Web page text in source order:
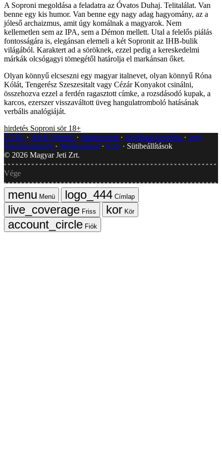
A Soproni megoldása a feladatra az Óvatos Duhaj. Telitalálat. Van
benne egy kis humor. Van benne egy nagy adag hagyomány, az a
jóleső archaizmus, amit úgy komálnak a magyarok. Nem
kellemetlen sem az IPA, sem a Démon mellett. Utal a felelős piálás
fontosságára is, elegánsan elemeli a két Sopronit az IHB-bulik
világából. Karaktert ad a söröknek, ezzel pedig a kereskedelmi
márkák olcsógagyi tömegétől határolja el markánsan őket.
Olyan könnyű elcseszni egy magyar italnevet, olyan könnyű Róna
Kólát, Tengerész Szeszesitalt vagy Cézár Konyakot csinálni,
összehozva ezzel a ferdén ragasztott címke, a rozsdásodó kupak, a
karcos, ezerszer visszaváltott üveg hangulatromboló hatásának
verbális analógiáját.
hirdetés Soproni sör 18+
GYIK
Hibát jelentek Impresszum Javítások kezelése
Jogi
dokumentumok
Médiaajánlat RSS
Sütibeállítások
© 2026 Magyar Jeti Zrt.
Vége
Menü
Címlap
Friss
Kör
Fiók